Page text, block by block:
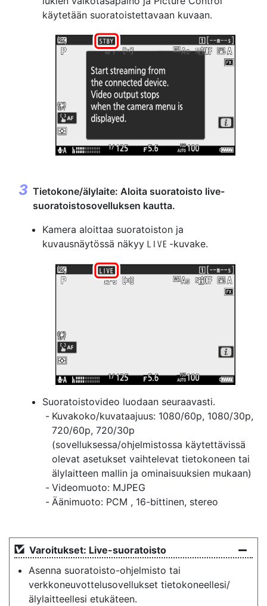
käytetään suoratoistettavaan kuvaan.
Tietokone/älylaite: Aloita suoratoisto live-
suoratoistosovelluksen kautta.
Kamera aloittaa suoratoiston ja
kuvausnäytössä näkyy
w -kuvake.
Suoratoistovideo luodaan seuraavasti.
Kuvakoko/kuvataajuus: 1080/60p, 1080/30p,
720/60p, 720/30p
(sovelluksessa/ohjelmistossa käytettävissä
olevat asetukset vaihtelevat tietokoneen tai
älylaitteen mallin ja ominaisuuksien mukaan)
Videomuoto: MJPEG
Äänimuoto: PCM , 16-bittinen, stereo
Varoitukset: Live-suoratoisto
Asenna suoratoisto-ohjelmisto tai
verkkoneuvottelusovellukset tietokoneellesi/
älylaitteellesi etukäteen.